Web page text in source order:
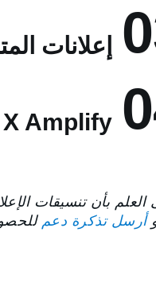
إعلانات
X Amplify
العلم بأن تنسيقات
أرسل تذكرة دعم